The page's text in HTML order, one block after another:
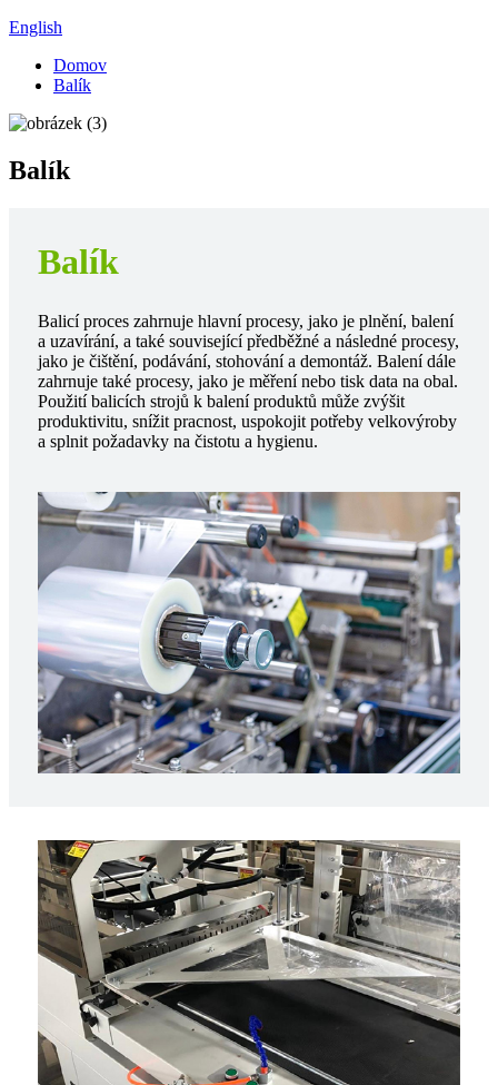
English
Domov
Balík
Balík
Balík
Balicí proces zahrnuje hlavní procesy, jako je plnění, balení
a uzavírání, a také související předběžné a následné procesy,
jako je čištění, podávání, stohování a demontáž. Balení dále
zahrnuje také procesy, jako je měření nebo tisk data na obal.
Použití balicích strojů k balení produktů může zvýšit
produktivitu, snížit pracnost, uspokojit potřeby velkovýroby
a splnit požadavky na čistotu a hygienu.